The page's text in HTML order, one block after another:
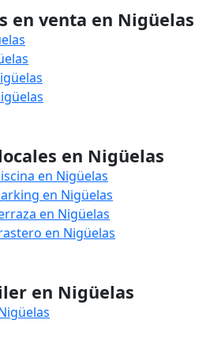
en venta en Nigüelas
en Nigüelas
en Nigüelas
en Nigüelas
en Nigüelas
en Nigüelas
en Nigüelas